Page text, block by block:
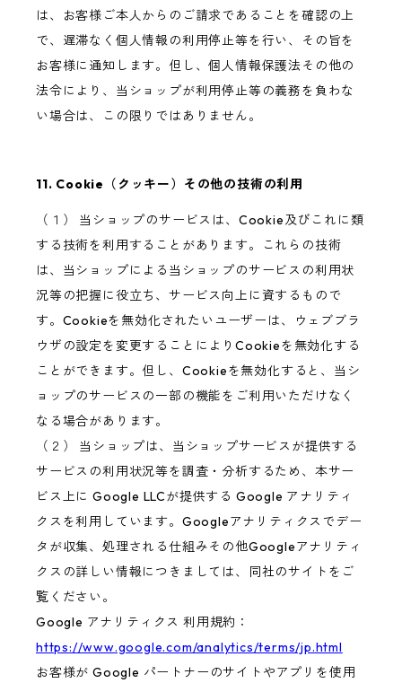
は、お客様ご本人からのご請求であることを確認の上
で、遅滞なく個人情報の利用停止等を行い、その旨を
お客様に通知します。但し、個人情報保護法その他の
法令により、当ショップが利用停止等の義務を負わな
い場合は、この限りではありません。
11. Cookie（クッキー）その他の技術の利用
（１） 当ショップのサービスは、Cookie及びこれに類
する技術を利用することがあります。これらの技術
は、当ショップによる当ショップのサービスの利用状
況等の把握に役立ち、サービス向上に資するもので
す。Cookieを無効化されたいユーザーは、ウェブブラ
ウザの設定を変更することによりCookieを無効化する
ことができます。但し、Cookieを無効化すると、当シ
ョップのサービスの一部の機能をご利用いただけなく
なる場合があります。
（２） 当ショップは、当ショップサービスが提供する
サービスの利用状況等を調査・分析するため、本サー
ビス上に Google LLCが提供する Google アナリティ
クスを利用しています。Googleアナリティクスでデー
タが収集、処理される仕組みその他Googleアナリティ
クスの詳しい情報につきましては、同社のサイトをご
覧ください。
Google アナリティクス 利用規約：
https://www.google.com/analytics/terms/jp.html
お客様が Google パートナーのサイトやアプリを使用